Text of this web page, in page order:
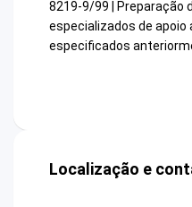
8219-9/99 | Preparação
especializados de
especificados
Localização e